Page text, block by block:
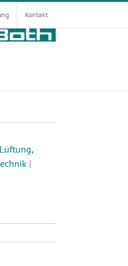
Kontakt
Lüftung,
|